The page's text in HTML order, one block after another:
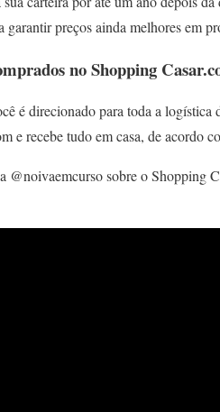
garantir preços ainda melhores em
no Shopping
é direcionado para toda a
e recebe tudo em casa, de acordo
@noivaemcurso sobre o Shopping